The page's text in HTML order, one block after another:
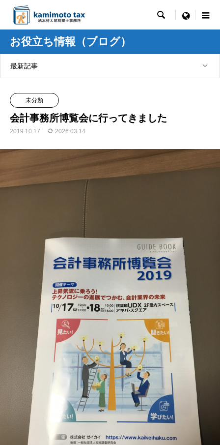
 menu
お役立ち情報（ブログ）
最新記事
未分類
会計事務所博覧会に行ってきました
2019.10.17 2026.03.14